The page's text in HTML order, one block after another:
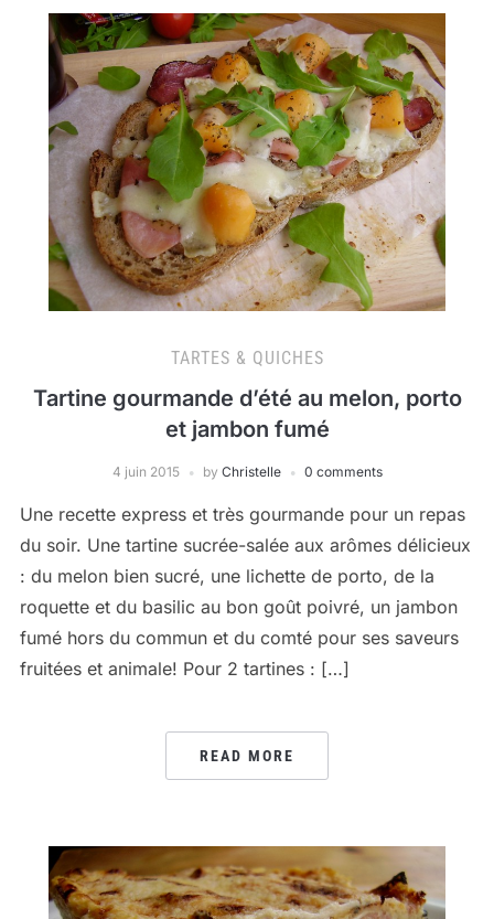
TARTES & QUICHES
Tartine gourmande d’été au melon, porto
et jambon fumé
4 juin 2015 by Christelle 0 comments
Une recette express et très gourmande pour un repas
du soir. Une tartine sucrée-salée aux arômes délicieux
: du melon bien sucré, une lichette de porto, de la
roquette et du basilic au bon goût poivré, un jambon
fumé hors du commun et du comté pour ses saveurs
fruitées et animale! Pour 2 tartines : […]
READ MORE